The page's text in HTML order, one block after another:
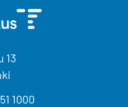
13
1000